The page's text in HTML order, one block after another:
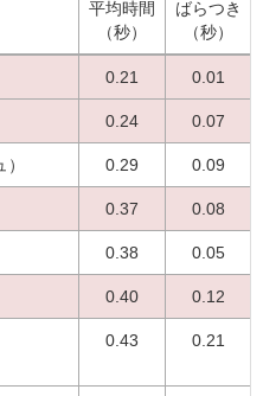
平均時間
（秒）
ばらつき
（秒）
0.21 0.01
0.24 0.07
0.29 0.09
0.37 0.08
0.38 0.05
0.40 0.12
0.43 0.21